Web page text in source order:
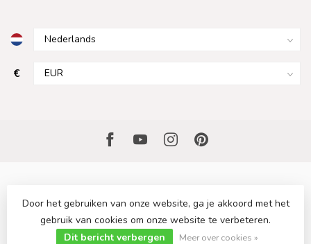
€
© Copyright 2026 Sfeervollekeuken.nl- Powered byLightspeed
Lightspeed designby Dyvelopment
Door het gebruiken van onze website, ga je akkoord met het
gebruik van cookies om onze website te verbeteren.
Dit bericht verbergen
Meer over cookies »